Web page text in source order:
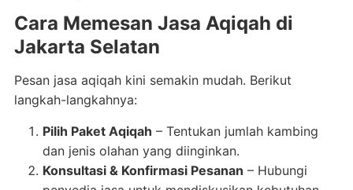
Cara Memesan Jasa Aqiqah di
Jakarta Selatan
Pesan jasa aqiqah kini semakin mudah. Berikut
langkah-langkahnya:
Pilih Paket Aqiqah – Tentukan jumlah kambing
dan jenis olahan yang diinginkan.
Konsultasi & Konfirmasi Pesanan – Hubungi